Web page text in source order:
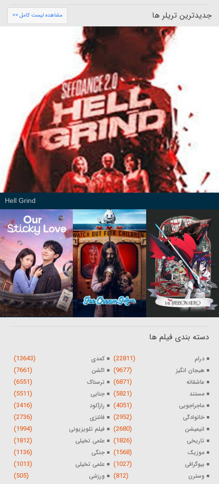
جدیدترین تریلر ها مشاهده لیست کامل >>
Hell Grind
دسته بندی فیلم ها
درام (22811) کمدی (13643)
هیجان انگیز (9677) اکشن (7661)
عاشقانه (6871) ترسناک (6551)
مستند (5821) جنایی (5511)
ماجراجویی (4051) رازآلود (3416)
خانوادگی (2952) فانتزی (2736)
انیمیشن (2680) فیلم تلویزیونی (1994)
تاریخی (1826) علمی تخیلی (1812)
موزیک (1568) جنگی (1136)
بیوگرافی (1027) علمی تخیلی (1013)
وسترن (812) ورزشی (505)